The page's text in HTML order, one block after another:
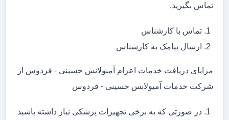
تماس بگیرید.
تماس با کارشناس
ارسال پیامک به کارشناس
مزایای دریافت خدمات اعزام آمبولانس حسینی - فردوس از
شرکت خدمات آمبولانس حسینی - فردوس
در صورتی که به برخی تجهیزات پزشکی نیاز داشته باشید